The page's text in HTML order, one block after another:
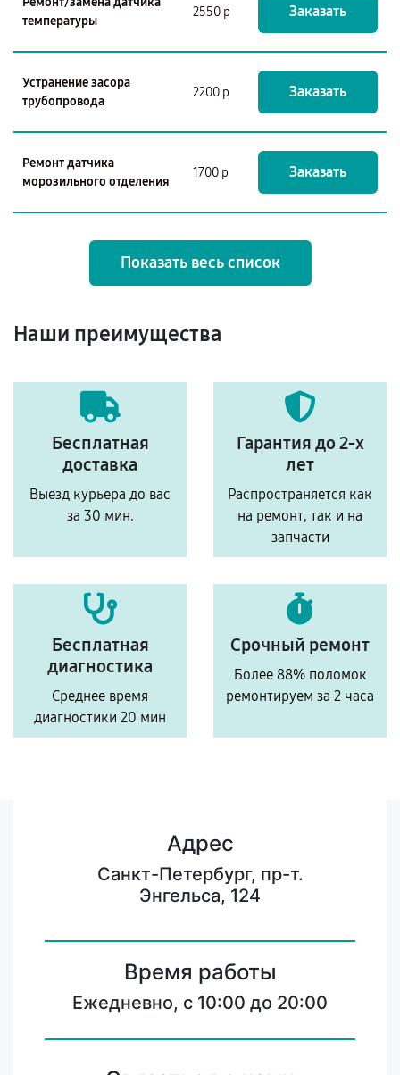
температуры
2550 р Заказать
Устранение засора
трубопровода
2200 р Заказать
Ремонт датчика
морозильного отделения
1700 р Заказать
Показать весь список
Наши преимущества
Бесплатная
доставка
Выезд курьера до вас
за 30 мин.
Гарантия до 2-х
лет
Распространяется как
на ремонт, так и на
запчасти
Бесплатная
диагностика
Среднее время
диагностики 20 мин
Срочный ремонт
Более 88% поломок
ремонтируем за 2 часа
Адрес
Санкт-Петербург, пр-т.
Энгельса, 124
Время работы
Ежедневно, с 10:00 до 20:00